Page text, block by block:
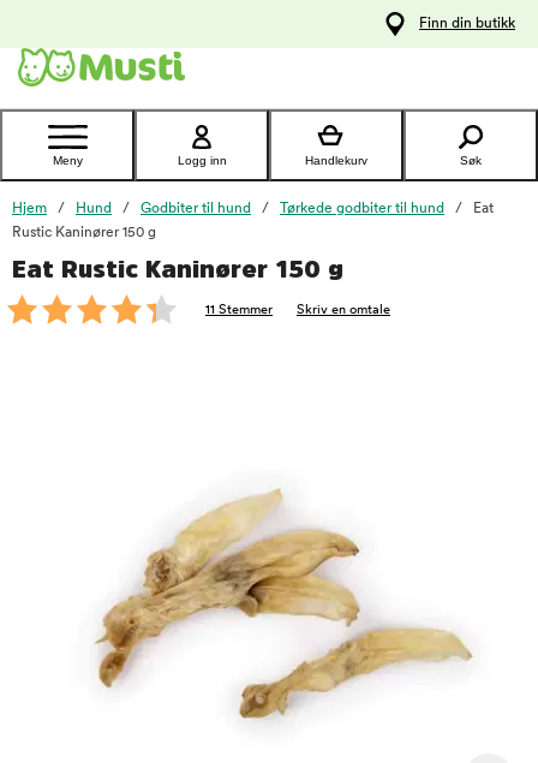
Kontakt
kundeservice
Finn din butikk
Meny Logg inn Handlekurv Søk
Hjem Hund Godbiter til hund Tørkede godbiter til hund
Eat
Rustic Kaninører 150 g
Eat Rustic Kaninører 150 g
11 Stemmer Skriv en omtale
foo